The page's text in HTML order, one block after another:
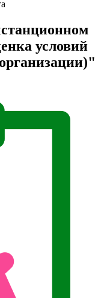
условий